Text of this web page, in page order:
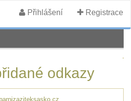
Přihlášení Registrace
odkazy